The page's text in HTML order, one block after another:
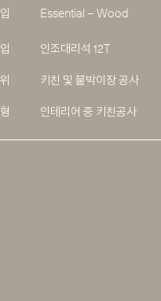
Essential – Wood
인조대리석 12T
키친 및 붙박이장 공사
인테리어 중 키친공사